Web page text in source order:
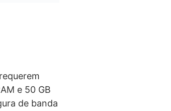
e 50 GB
de banda